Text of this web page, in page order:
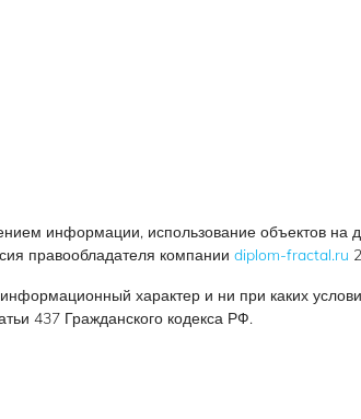
информации, использование объектов на
правообладателя компании diplom-fractal.ru
характер и ни при каких
437 Гражданского кодекса РФ.